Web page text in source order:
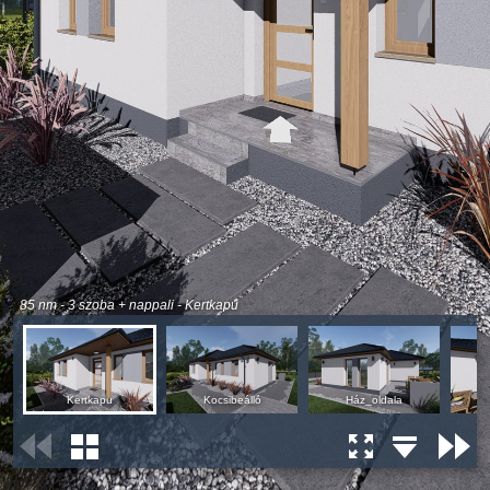
85 nm - 3 szoba + nappali - Kertkapu
Kertkapu Kocsibeálló Ház_oldala